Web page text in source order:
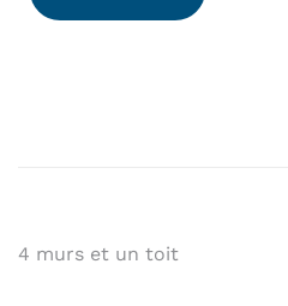
4 murs et un toit